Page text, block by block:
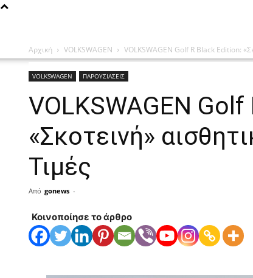
Αρχική VOLKSWAGEN VOLKSWAGEN Golf R Black Edition:
VOLKSWAGEN ΠΑΡΟΥΣΙΑΣΕΙΣ
VOLKSWAGEN
«Σκοτεινή»
Τιμές
Από gonews -
Κοινοποίησε το άρθρο